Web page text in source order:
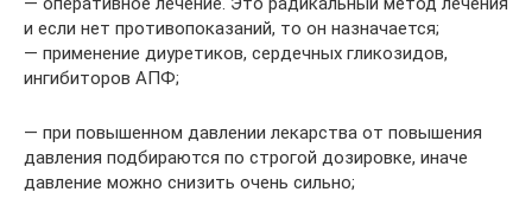
и если нет противопоказаний, то он назначается;
— применение диуретиков, сердечных гликозидов,
ингибиторов АПФ;
— при повышенном давлении лекарства от повышения
давления подбираются по строгой дозировке, иначе
давление можно снизить очень сильно;